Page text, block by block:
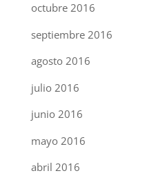
octubre 2016
septiembre 2016
agosto 2016
julio 2016
junio 2016
mayo 2016
abril 2016